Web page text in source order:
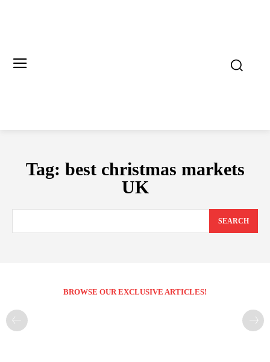
Tag: best christmas markets
UK
SEARCH
BROWSE OUR EXCLUSIVE ARTICLES!